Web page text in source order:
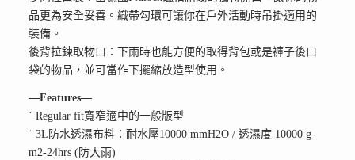
品更為安全妥善。織帶勾環可讓你在戶外活動時吊掛適用的
裝備。
後背拉鍊取物口：下雨時也能方便的取得背包或是褲子後口
袋的物品，並可當作下擺縮放造型使用。
—Features—
˙ Regular fit寬窄適中的一般版型
˙ 3L防水透濕布料：耐水壓10000 mmH2O / 透濕度 10000 g-
m2-24hrs (防大雨)